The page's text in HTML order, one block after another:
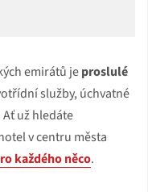
emirátů jeproslulé
služby, úchvatné
už hledáte
v centru města
každého něco.